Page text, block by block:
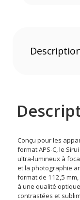
Conçu pour les
format APS-C, le
ultra-lumineux à
et la photographie
format de 112,5
à une qualité
contrastées et